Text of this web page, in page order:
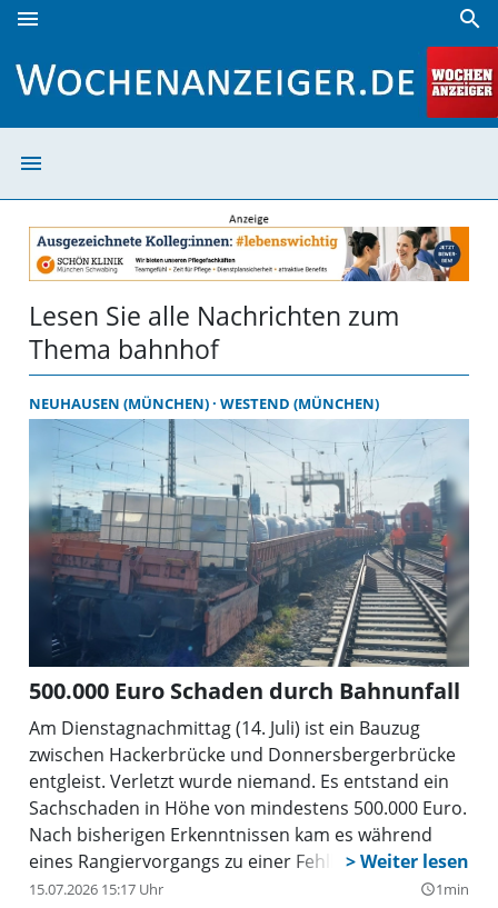
menu search
menu
Lesen Sie alle Nachrichten zum
Thema bahnhof
NEUHAUSEN (MÜNCHEN) WESTEND (MÜNCHEN)
500.000 Euro Schaden durch Bahnunfall
Am Dienstagnachmittag (14. Juli) ist ein Bauzug
zwischen Hackerbrücke und Donnersbergerbrücke
entgleist. Verletzt wurde niemand. Es entstand ein
Sachschaden in Höhe von mindestens 500.000 Euro.
Nach bisherigen Erkenntnissen kam es während
eines Rangiervorgangs zu einer Fehlhandlung des
Rangierführers. In deren Folge entgleiste ein
15.07.2026 15:17 Uhr query_builder1min